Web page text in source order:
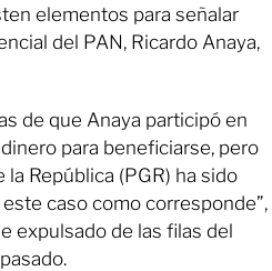
elementos para señalar
del PAN, Ricardo Anaya,
de que Anaya participó en
para beneficiarse, pero
República (PGR) ha sido
caso como corresponde”,
expulsado de las filas del